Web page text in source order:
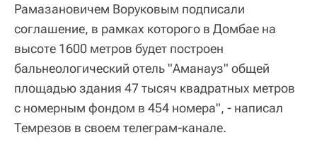
Рамазановичем Воруковым подписали
соглашение, в рамках которого в Домбае на
высоте 1600 метров будет построен
бальнеологический отель "Аманауз" общей
площадью здания 47 тысяч квадратных метров
с номерным фондом в 454 номера", - написал
Темрезов в своем телеграм-канале.